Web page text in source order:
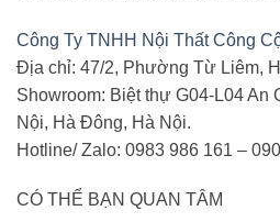
Công Ty TNHH Nội Thất Công
Địa chỉ: 47/2, Phường Từ Liêm,
Showroom: Biệt thự G04-L04
Nội, Hà Đông, Hà Nội.
Hotline/ Zalo: 0983 986 161 –
CÓ THỂ BẠN QUAN TÂM